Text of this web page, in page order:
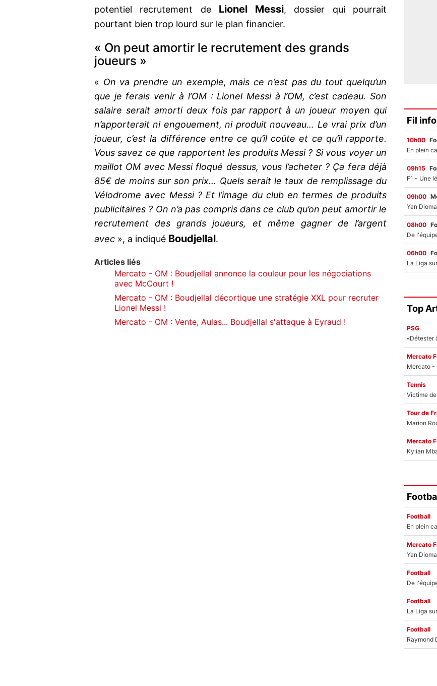
potentiel recrutement de Lionel Messi, dossier qui pourrait
pourtant bien trop lourd sur le plan financier.
« On peut amortir le recrutement des grands
joueurs »
« On va prendre un exemple, mais ce n’est pas du tout quelqu’un
que je ferais venir à l’OM : Lionel Messi à l’OM, c’est cadeau. Son
salaire serait amorti deux fois par rapport à un joueur moyen qui
n’apporterait ni engouement, ni produit nouveau… Le vrai prix d’un
joueur, c’est la différence entre ce qu’il coûte et ce qu’il rapporte.
Vous savez ce que rapportent les produits Messi ? Si vous voyer un
maillot OM avec Messi floqué dessus, vous l’acheter ? Ça fera déjà
85€ de moins sur son prix… Quels serait le taux de remplissage du
Vélodrome avec Messi ? Et l’image du club en termes de produits
publicitaires ? On n’a pas compris dans ce club qu’on peut amortir le
recrutement des grands joueurs, et même gagner de l’argent
avec », a indiqué Boudjellal.
Articles liés
Mercato - OM : Boudjellal annonce la couleur pour les négociations
avec McCourt !
Mercato - OM : Boudjellal décortique une stratégie XXL pour recruter
Lionel Messi !
Mercato - OM : Vente, Aulas... Boudjellal s'attaque à Eyraud !
Fil info
10h00
09h15
09h00
08h00
06h00
Top
PSG
Mercato
Tennis
Tour de
Marion
Mercato
Kylian
Football
Mercato
Football
Football
Football